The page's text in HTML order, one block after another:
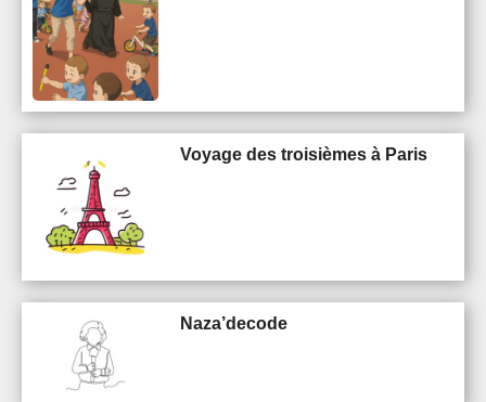
Voyage des troisièmes à Paris
Naza’decode